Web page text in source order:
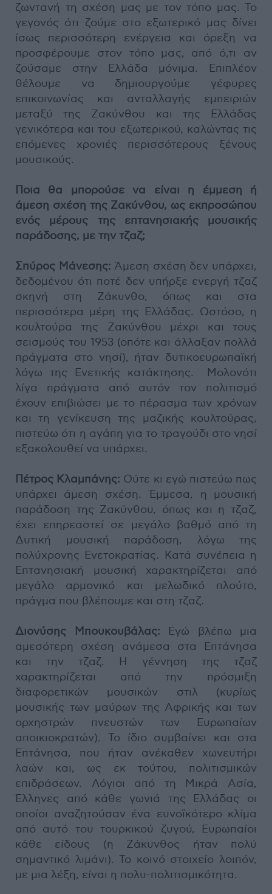
ζωντανή τη σχέση μας με τον τόπο μας. Το
γεγονός ότι ζούμε στο εξωτερικό μας δίνει
ίσως περισσότερη ενέργεια και όρεξη να
προσφέρουμε στον τόπο μας, από ό,τι αν
ζούσαμε στην Ελλάδα μόνιμα. Επιπλέον
θέλουμε να δημιουργούμε γέφυρες
επικοινωνίας και ανταλλαγής εμπειριών
μεταξύ της Ζακύνθου και της Ελλάδας
γενικότερα και του εξωτερικού, καλώντας τις
επόμενες χρονιές περισσότερους ξένους
μουσικούς.
Ποια θα μπορούσε να είναι η έμμεση ή
άμεση σχέση της Ζακύνθου, ως εκπροσώπου
ενός μέρους της επτανησιακής μουσικής
παράδοσης, με την τζαζ;
Σπύρος Μάνεσης: Άμεση σχέση δεν υπάρχει,
δεδομένου ότι ποτέ δεν υπήρξε ενεργή τζαζ
σκηνή στη Ζάκυνθο, όπως και στα
περισσότερα μέρη της Ελλάδας. Ωστόσο, η
κουλτούρα της Ζακύνθου μέχρι και τους
σεισμούς του 1953 (οπότε και άλλαξαν πολλά
πράγματα στο νησί), ήταν δυτικοευρωπαϊκή
λόγω της Ενετικής κατάκτησης. Μολονότι
λίγα πράγματα από αυτόν τον πολιτισμό
έχουν επιβιώσει με το πέρασμα των χρόνων
και τη γενίκευση της μαζικής κουλτούρας,
πιστεύω ότι η αγάπη για το τραγούδι στο νησί
εξακολουθεί να υπάρχει.
Πέτρος Κλαμπάνης: Ούτε κι εγώ πιστεύω πως
υπάρχει άμεση σχέση. Έμμεσα, η μουσική
παράδοση της Ζακύνθου, όπως και η τζαζ,
έχει επηρεαστεί σε μεγάλο βαθμό από τη
Δυτική μουσική παράδοση, λόγω της
πολύχρονης Ενετοκρατίας. Κατά συνέπεια η
Επτανησιακή μουσική χαρακτηρίζεται από
μεγάλο αρμονικό και μελωδικό πλούτο,
πράγμα που βλέπουμε και στη τζαζ.
Διονύσης Μπουκουβάλας: Εγώ βλέπω μια
αμεσότερη σχέση ανάμεσα στα Επτάνησα
και την τζαζ. Η γέννηση της τζαζ
χαρακτηρίζεται από την πρόσμιξη
διαφορετικών μουσικών στιλ (κυρίως
μουσικής των μαύρων της Αφρικής και των
ορχηστρών πνευστών των Ευρωπαίων
αποικιοκρατών). Το ίδιο συμβαίνει και στα
Επτάνησα, που ήταν ανέκαθεν χωνευτήρι
λαών και, ως εκ τούτου, πολιτισμικών
επιδράσεων. Λόγιοι από τη Μικρά Ασία,
Έλληνες από κάθε γωνιά της Ελλάδας οι
οποίοι αναζητούσαν ένα ευνοϊκότερο κλίμα
από αυτό του τουρκικού ζυγού, Ευρωπαίοι
κάθε είδους (η Ζάκυνθος ήταν πολύ
σημαντικό λιμάνι). Το κοινό στοιχείο λοιπόν,
με μια λέξη, είναι η πολυ-πολιτισμικότητα.